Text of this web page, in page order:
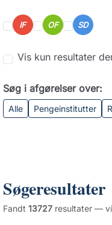
IF OF SD
Vis kun resultater
Søg i afgørelser over:
Alle Pengeinstitutter
Søgeresultater
Fandt 13727resultater —